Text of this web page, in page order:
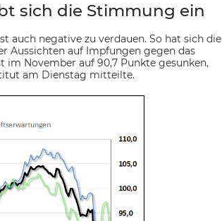
sich die Stimmung ein
auch negative zu verdauen. So hat sich die
Aussichten auf Impfungen gegen das
November auf 90,7 Punkte gesunken,
am Dienstag mitteilte.